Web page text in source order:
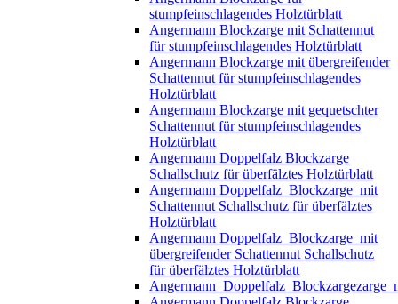
stumpfeinschlagendes Holztürblatt
Angermann Blockzarge mit Schattennut
für stumpfeinschlagendes Holztürblatt
Angermann Blockzarge mit übergreifender
Schattennut für stumpfeinschlagendes
Holztürblatt
Angermann Blockzarge mit gequetschter
Schattennut für stumpfeinschlagendes
Holztürblatt
Angermann Doppelfalz Blockzarge
Schallschutz für überfälztes Holztürblatt
Angermann Doppelfalz_Blockzarge_mit
Schattennut Schallschutz für überfälztes
Holztürblatt
Angermann Doppelfalz_Blockzarge_mit
übergreifender Schattennut Schallschutz
für überfälztes Holztürblatt